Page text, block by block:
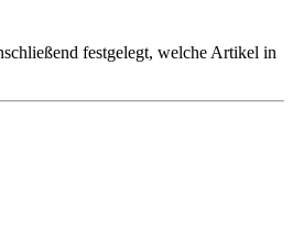
festgelegt, welche Artikel in